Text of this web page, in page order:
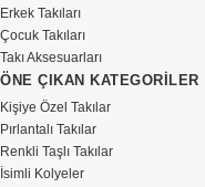
Erkek Takıları
Çocuk Takıları
Takı Aksesuarları
ÖNE ÇIKAN KATEGORİLER
Kişiye Özel Takılar
Pırlantalı Takılar
Renkli Taşlı Takılar
İsimli Kolyeler